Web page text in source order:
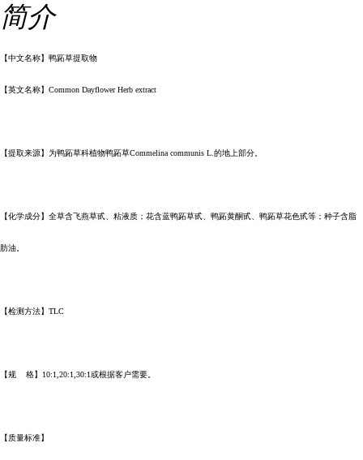
简介
【中文名称】鸭跖草提取物
【英文名称】Common Dayflower Herb extract
【提取来源】为鸭跖草科植物鸭跖草Commelina communis L.的地上部分。
【化学成分】全草含飞燕草甙、粘液质；花含蓝鸭跖草甙、鸭跖黄酮甙、鸭跖草花色甙等；种子含脂
肪油。
【检测方法】TLC
【规 格】10:1,20:1,30:1或根据客户需要。
【质量标准】